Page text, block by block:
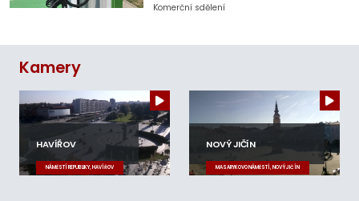
Komerční sdělení
Kamery
HAVÍŘOV
NÁMĚSTÍ REPUBLIKY, HAVÍŘOV
NOVÝ JIČÍN
MASARYKOVO NÁMĚSTÍ, NOVÝ JIČÍN